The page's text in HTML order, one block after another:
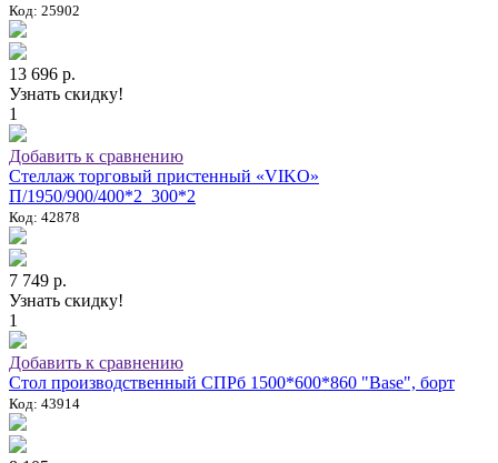
Код: 25902
13 696 р.
Узнать скидку!
1
Добавить к сравнению
Стеллаж торговый пристенный «VIKO»
П/1950/900/400*2_300*2
Код: 42878
7 749 р.
Узнать скидку!
1
Добавить к сравнению
Стол производственный СПРб 1500*600*860 "Base", борт
Код: 43914